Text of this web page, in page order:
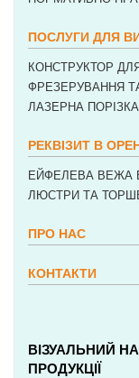
ПОСЛУГИ ДЛЯ
КОНСТРУКТОР
ФРЕЗЕРУВАННЯ
ЛАЗЕРНА ПОРІЗКА
РЕКВІЗИТ В
ЕЙФЕЛЕВА ВЕЖА
ЛЮСТРИ ТА
ПРО НАС
КОНТАКТИ
ВІЗУАЛЬНИЙ
ПРОДУКЦІЇ